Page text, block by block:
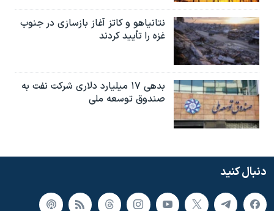
نتانیاهو و کاتز آغاز بازسازی در جنوب
غزه را تأیید کردند
بدهی ۱۷ میلیارد دلاری شرکت نفت به
صندوق توسعه ملی
دنبال کنید